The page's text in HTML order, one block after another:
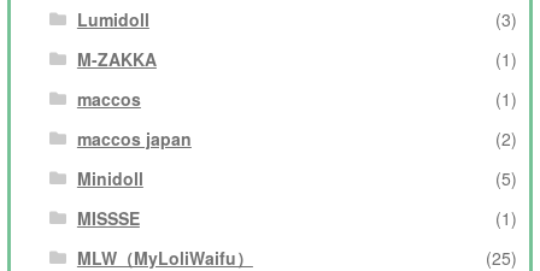
Lumidoll
(3)
M-ZAKKA
(1)
maccos
(1)
maccos japan
(2)
Minidoll
(5)
MISSSE
(1)
MLW（MyLoliWaifu）
(25)